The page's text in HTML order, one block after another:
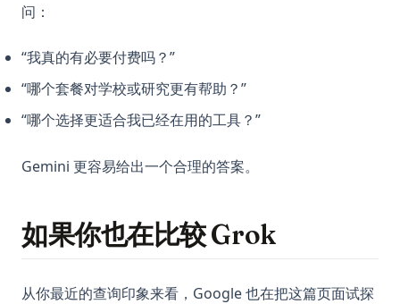
问：
“我真的有必要付费吗？”
“哪个套餐对学校或研究更有帮助？”
“哪个选择更适合我已经在用的工具？”
Gemini 更容易给出一个合理的答案。
如果你也在比较 Grok
从你最近的查询印象来看，Google 也在把这篇页面试探